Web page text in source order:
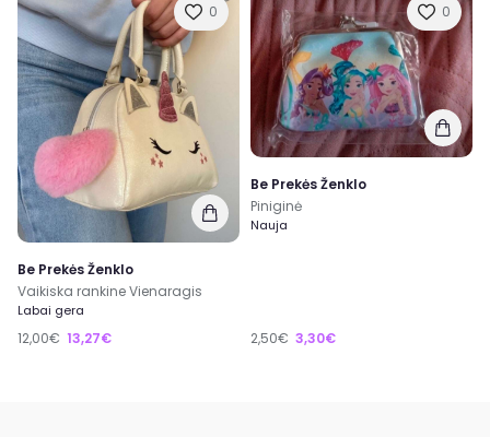
0
Be Prekės Ženklo
Vaikiska rankine Vienaragis
Labai gera
12,00€ 13,27€
0
Be Prekės Ženklo
Piniginė
Nauja
2,50€ 3,30€